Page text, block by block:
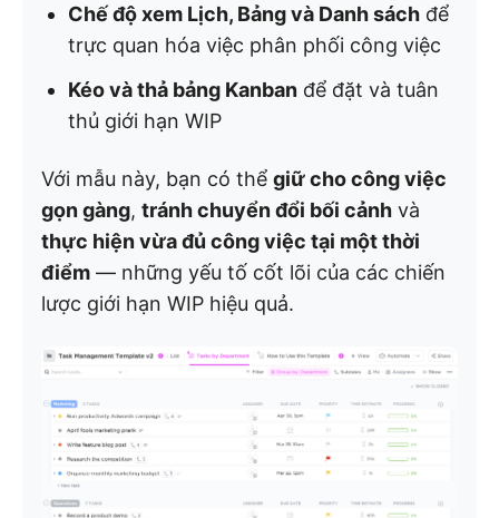
Chế độ xem Lịch, Bảng và Danh sách để
trực quan hóa việc phân phối công việc
Kéo và thả bảng Kanban để đặt và tuân
thủ giới hạn WIP
Với mẫu này, bạn có thể giữ cho công việc
gọn gàng, tránh chuyển đổi bối cảnh và
thực hiện vừa đủ công việc tại một thời
điểm — những yếu tố cốt lõi của các chiến
lược giới hạn WIP hiệu quả.